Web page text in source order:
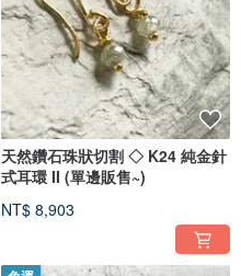
天然鑽石珠狀切割 ◇ K24 純金針
式耳環 II (單邊販售~)
NT$ 8,903